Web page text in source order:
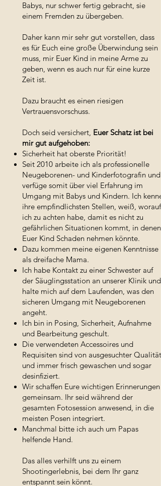
Babys, nur schwer fertig gebracht, sie
einem Fremden zu übergeben.
Daher kann mir sehr gut vorstellen, dass
es für Euch eine große Überwindung sein
muss, mir Euer Kind in meine Arme zu
geben, wenn es auch nur für eine kurze
Zeit ist.
Dazu braucht es einen riesigen
Vertrauensvorschuss.
Doch seid versichert, Euer Schatz ist bei
mir gut aufgehoben:
Sicherheit hat oberste Priorität!
Seit 2010 arbeite ich als professionelle
Neugeborenen- und Kinderfotografin und
verfüge somit über viel Erfahrung im
Umgang mit Babys und Kindern. Ich kenne
ihre empfindlichsten Stellen, weiß, worauf
ich zu achten habe, damit es nicht zu
gefährlichen Situationen kommt, in denen
Euer Kind Schaden nehmen könnte.
Dazu kommen meine eigenen Kenntnisse
als dreifache Mama.
Ich habe Kontakt zu einer Schwester auf
der Säuglingsstation an unserer Klinik und
halte mich auf dem Laufenden, was den
sicheren Umgang mit Neugeborenen
angeht.
Ich bin in Posing, Sicherheit, Aufnahme
und Bearbeitung geschult.
Die verwendeten Accessoires und
Requisiten sind von ausgesuchter Qualität
und immer frisch gewaschen und sogar
desinfiziert.
Wir schaffen Eure wichtigen Erinnerungen
gemeinsam. Ihr seid während der
gesamten Fotosession anwesend, in die
meisten Posen integriert.
Manchmal bitte ich auch um Papas
helfende Hand.
Das alles verhilft uns zu einem
Shootingerlebnis, bei dem Ihr ganz
entspannt sein könnt.